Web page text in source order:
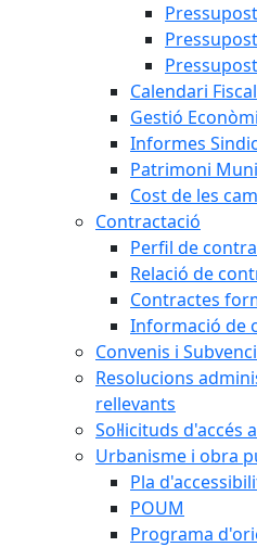
Calendari Fiscal
Gestió
Informes
Patrimoni
Cost de les
Contractació
Perfil de
Relació de
Contractes
Informació de
Convenis i
Resolucions
rellevants
Sol·licituds
Urbanisme i obra
Pla
POUM
Programa